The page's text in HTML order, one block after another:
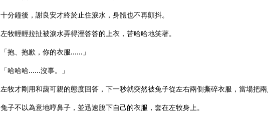
十分鐘後，謝良安才終於止住淚水，身體也不再顫抖。
左牧輕輕拉扯被淚水弄得溼答答的上衣，苦哈哈地笑著。
「抱、抱歉，你的衣服……」
「哈哈哈……沒事。」
左牧才剛用和藹可親的態度回答，下一秒就突然被兔子從左右兩側撕碎衣服，當場把兩
兔子不以為意地哼鼻子，並迅速脫下自己的衣服，套在左牧身上。